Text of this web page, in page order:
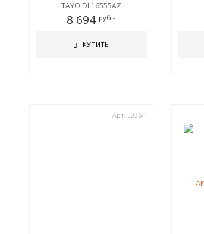
TAYO DL16555AZ
8 694 руб.-
КУПИТЬ
Арт. L036/1